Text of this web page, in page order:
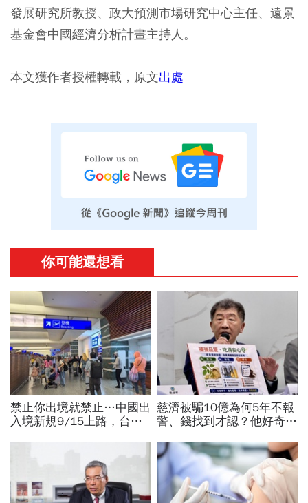
發展研究所教授、政大預測市場研究中心主任、遠景
基金會中國經濟分析計畫主持人。
本文獲作者授權轉載，原文出處